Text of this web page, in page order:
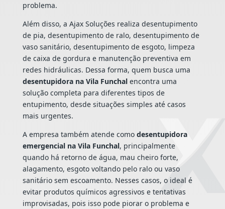
problema.
Além disso, a Ajax Soluções realiza desentupimento
de pia, desentupimento de ralo, desentupimento de
vaso sanitário, desentupimento de esgoto, limpeza
de caixa de gordura e manutenção preventiva em
redes hidráulicas. Dessa forma, quem busca uma
desentupidora na Vila Funchalencontra uma
solução completa para diferentes tipos de
entupimento, desde situações simples até casos
mais urgentes.
A empresa também atende como desentupidora
emergencial na Vila Funchal, principalmente
quando há retorno de água, mau cheiro forte,
alagamento, esgoto voltando pelo ralo ou vaso
sanitário sem escoamento. Nesses casos, o ideal é
evitar produtos químicos agressivos e tentativas
improvisadas, pois isso pode piorar o problema e